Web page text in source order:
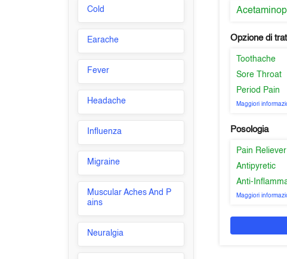
Cold
Earache
Fever
Headache
Influenza
Migraine
Muscular Aches And P
ains
Neuralgia
Opzione di
Toothache
Sore Throat
Period Pain
Maggiori
Posologia
Pain Reliever
Antipyretic
Anti-
Maggiori